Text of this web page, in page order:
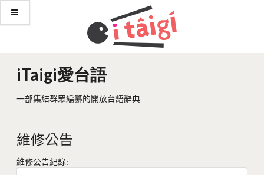
iTaigi愛台語
一部集結群眾編纂的開放台語辭典
維修公告
維修公告紀錄: